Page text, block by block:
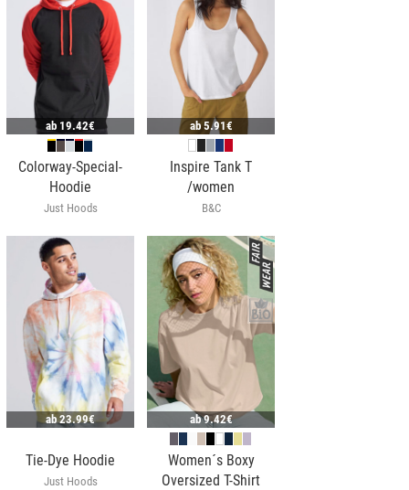
ab 19.42€
Colorway-Special-
Hoodie
Just Hoods
ab 5.91€
Inspire Tank T
/women
B&C
ab23.99€
Tie-Dye Hoodie
Just Hoods
ab9.42€
Women´s Boxy
Oversized T-Shirt